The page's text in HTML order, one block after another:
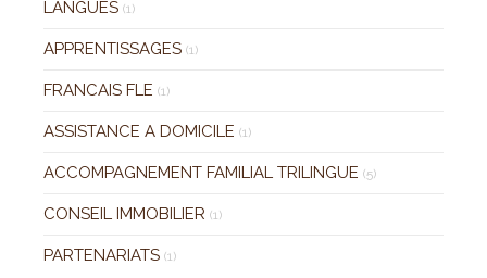
LANGUES (1)
APPRENTISSAGES (1)
FRANCAIS FLE (1)
ASSISTANCE A DOMICILE (1)
ACCOMPAGNEMENT FAMILIAL TRILINGUE (5)
CONSEIL IMMOBILIER (1)
PARTENARIATS (1)